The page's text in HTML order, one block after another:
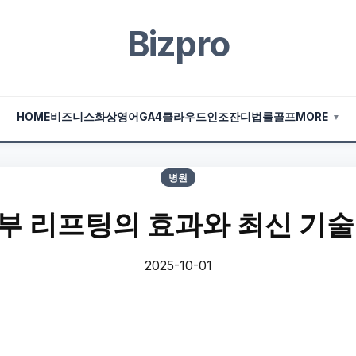
Bizpro
HOME비즈니스화상영어 GA4클라우드인조잔디 법률골프MORE ▼
병원
리프팅의 효과와 최신 기
2025-10-01